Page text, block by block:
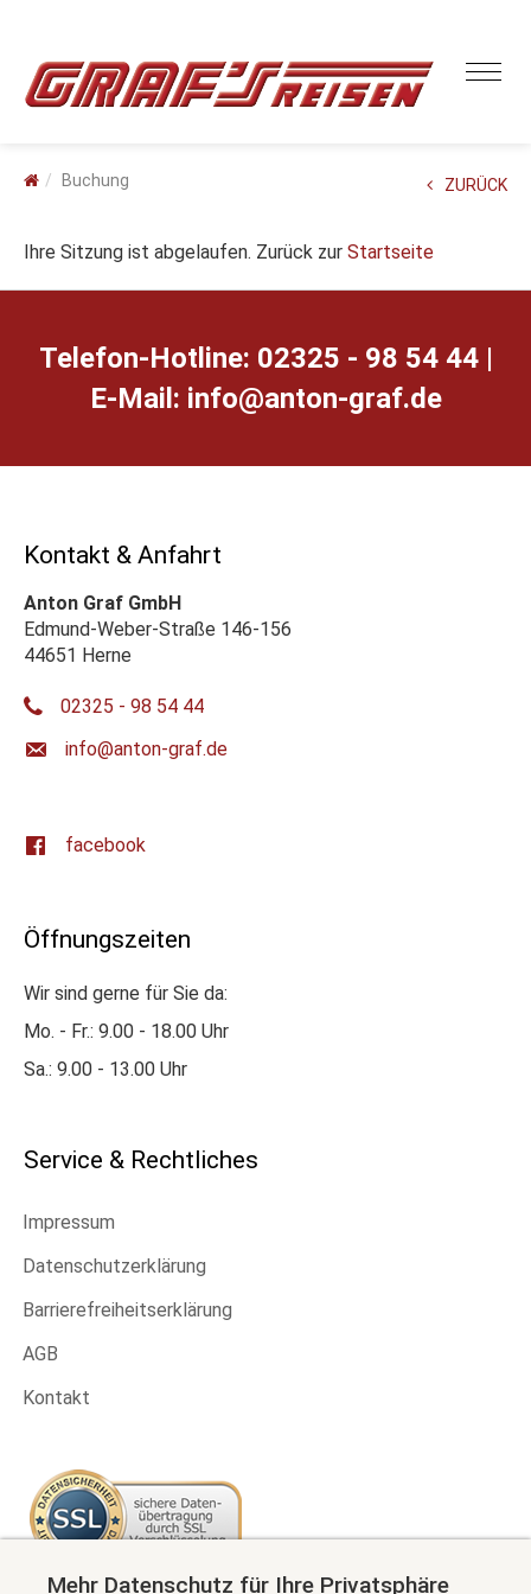
Buchung ZURÜCK
Ihre Sitzung ist abgelaufen. Zurück zur Startseite
Telefon-Hotline: 02325 - 98 54 44 |
E-Mail: ed.farg-notna@ofni
Kontakt & Anfahrt
Anton Graf GmbH
Edmund-Weber-Straße 146-156
44651 Herne
02325 - 98 54 44
ed.farg-notna@ofni
facebook
Öffnungszeiten
Wir sind gerne für Sie da:
Mo. - Fr.: 9.00 - 18.00 Uhr
Sa.: 9.00 - 13.00 Uhr
Service & Rechtliches
Impressum
Datenschutzerklärung
Barrierefreiheitserklärung
AGB
Kontakt
Mehr Datenschutz für Ihre Privatsphäre